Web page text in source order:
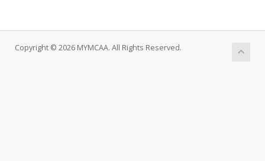
Copyright © 2026 MYMCAA. All Rights Reserved.